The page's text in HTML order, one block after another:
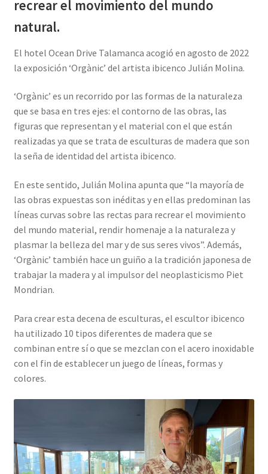
recrear el movimiento del mundo
natural.
El hotel Ocean Drive Talamanca acogió en agosto de 2022
la exposición ‘Orgànic’ del artista ibicenco Julián Molina.
‘Orgànic’ es un recorrido por las formas de la naturaleza
que se basa en tres ejes: el contorno de las obras, las
figuras que representan y el material con el que están
realizadas ya que se trata de esculturas de madera que son
la seña de identidad del artista ibicenco.
En este sentido, Julián Molina apunta que “la mayoría de
las obras expuestas son inéditas y en ellas predominan las
líneas curvas sobre las rectas para recrear el movimiento
del mundo material, rendir homenaje a la naturaleza y
plasmar la belleza del mar y de sus seres vivos”. Además,
‘Orgànic’ también hace un guiño a la tradición japonesa de
trabajar la madera y al impulsor del neoplasticismo Piet
Mondrian.
Para crear esta decena de esculturas, el escultor ibicenco
ha utilizado 10 tipos diferentes de madera que se
combinan entre sí o que se mezclan con el acero inoxidable
con el fin de establecer un juego de líneas, formas y
colores.